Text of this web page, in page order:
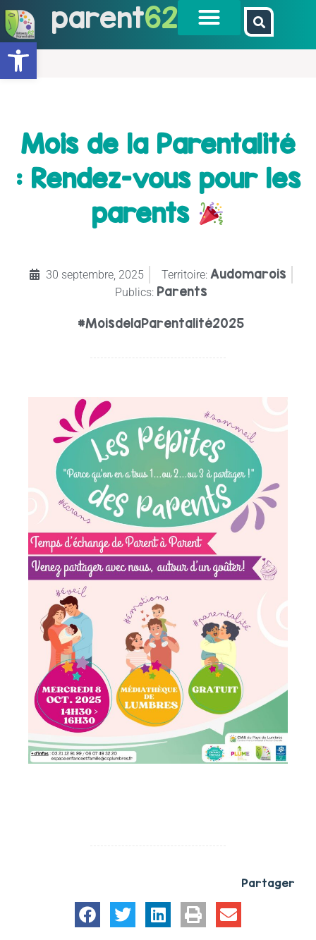
Ouvrir la barre d’outils
parent62
Mois de la Parentalité
: Rendez-vous pour les
parents
30 septembre, 2025 Territoire: Audomarois
Publics: Parents
#MoisdelaParentalité2025
Partager